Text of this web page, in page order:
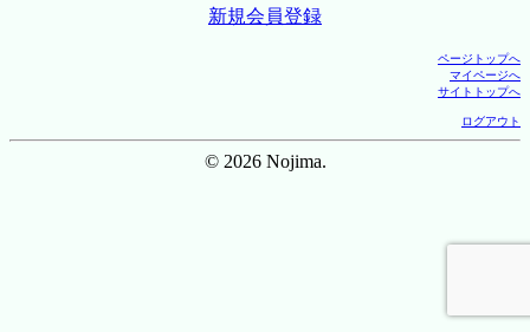
新規会員登録
ページトップへ
マイページへ
サイトトップへ
ログアウト
© 2026 Nojima.